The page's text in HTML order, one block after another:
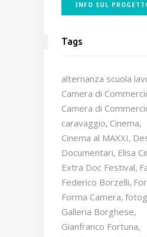
INFO SUL
Tags
alternanza scuola
Camera di
Camera di
caravaggio Cinema
Cinema al MAXXI
Documentari Elisa
Extra Doc Festival
Federico Borzelli
Forma Camera
Galleria Borghese
Gianfranco Fortuna